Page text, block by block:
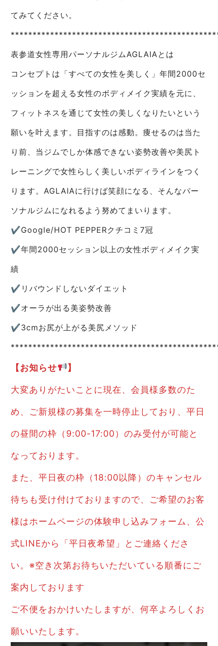
てみてください。
表参道女性専用パーソナルジムAGLAIAとは
コンセプトは「すべての女性を美しく」年間2000セ
ッションを超える女性のボディメイク実績を元に、
フィットネスを通じて女性の美しくなりたいという
願いを叶えます。目指すのは感動。痩せるのは当た
り前、当ジムでしか体感できない姿勢改善や美尻ト
レーニングで女性らしく美しいボディラインをつく
ります。AGLAIAに行けば笑顔になる、そんなパー
ソナルジムになれるよう努めてまいります。
✔︎Google/HOT PEPPERクチコミ7冠
✔︎︎︎︎年間2000セッション以上の女性ボディメイク実
績
✔︎︎︎︎リバウンドしないダイエット
✔︎︎︎︎オーラが出る美姿勢改善
✔︎︎︎︎3cmお尻が上がる美尻メソッド
【お知らせ 】
大変ありがたいことに現在、会員様多数のた
め、ご新規様の募集を一時停止しており、平日
の昼間の枠（9:00-17:00）のみ受付が可能と
なっております。
また、平日夜の枠（18:00以降）のキャンセル
待ちも受け付けておりますので、ご希望のお客
様はホームページの体験申し込みフォーム、公
式LINEから「平日夜希望」とご連絡くださ
い。※空き次第お待ちいただいている順番にご
案内しております
ご不便をおかけいたしますが、何卒よろしくお
願いいたします。